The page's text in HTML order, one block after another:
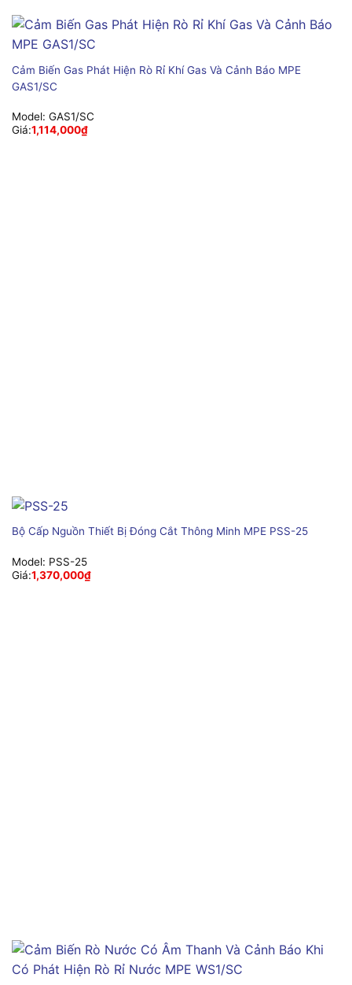
Cảm Biến Gas Phát Hiện Rò Rỉ Khí Gas Và Cảnh Báo MPE
GAS1/SC
Model: GAS1/SC
Giá:1,114,000₫
Bộ Cấp Nguồn Thiết Bị Đóng Cắt Thông Minh MPE PSS-25
Model: PSS-25
Giá:1,370,000₫